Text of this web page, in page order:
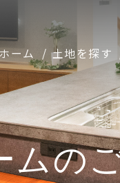
ホーム 土地を探す
ムの